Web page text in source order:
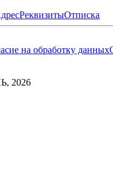
РеквизитыОтписка
на обработку данных
, 2026